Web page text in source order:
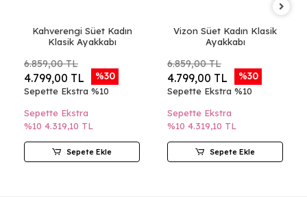
Kahverengi Süet Kadın
Klasik Ayakkabı
6.859,00 TL
4.799,00 TL %30
Sepette Ekstra %10
Sepette Ekstra
%10 4.319,10 TL
Sepete Ekle
Vizon Süet Kadın Klasik
Ayakkabı
6.859,00 TL
4.799,00 TL %30
Sepette Ekstra %10
Sepette Ekstra
%10 4.319,10 TL
Sepete Ekle